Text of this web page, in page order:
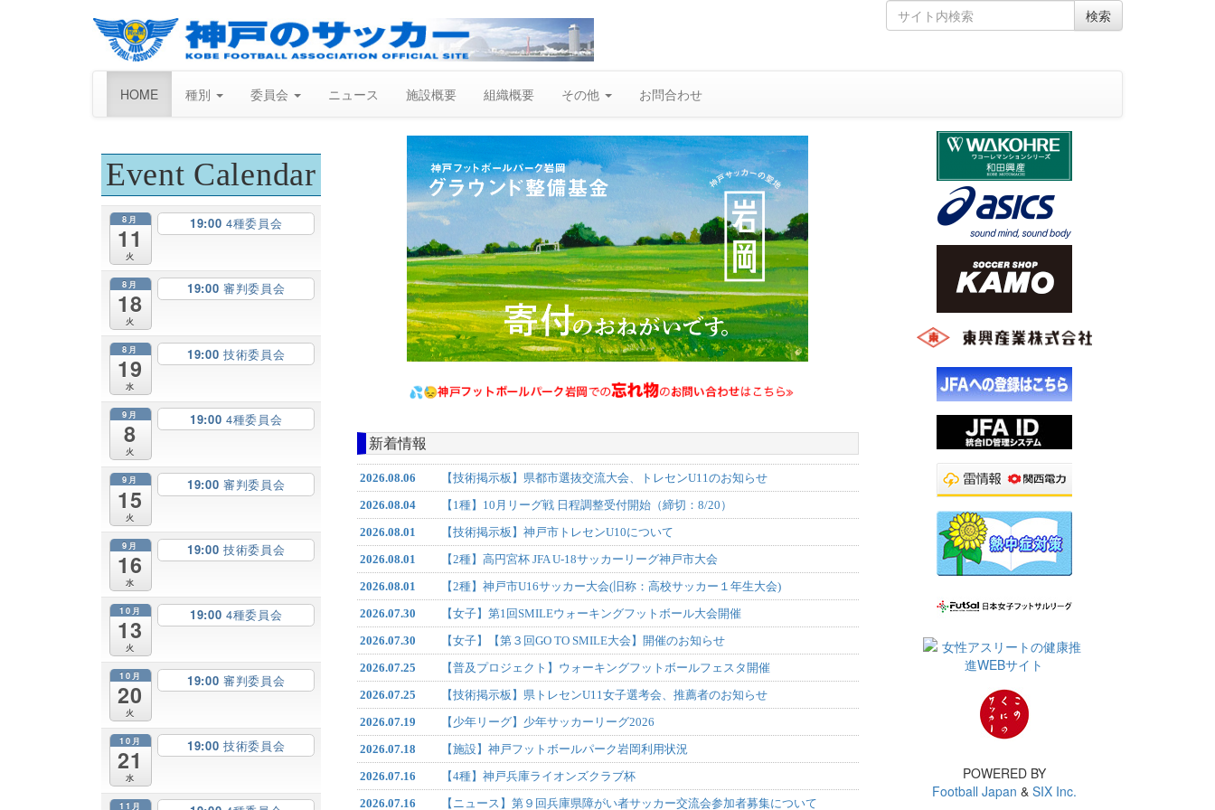
Skip
to
Search
for
検索
HOME 種別 委員会 ニュース 施設概要 組織概要 その他 お問合わせ
新着情報
2026.08.06 【技術掲示板】県都市選抜交流大会、トレセンU11のお知らせ
2026.08.04 【1種】10月リーグ戦 日程調整受付開始（締切：8/20）
2026.08.01 【技術掲示板】神戸市トレセンU10について
2026.08.01 【2種】高円宮杯 JFA U-18サッカーリーグ神戸市大会
2026.08.01 【2種】神戸市U16サッカー大会(旧称：高校サッカー１年生大会)
2026.07.30 【女子】第1回SMILEウォーキングフットボール大会開催
2026.07.30 【女子】【第３回GO TO SMILE大会】開催のお知らせ
2026.07.25 【普及プロジェクト】ウォーキングフットボールフェスタ開催
2026.07.25 【技術掲示板】県トレセンU11女子選考会、推薦者のお知らせ
2026.07.19 【少年リーグ】少年サッカーリーグ2026
2026.07.18 【施設】神戸フットボールパーク岩岡利用状況
2026.07.16 【4種】神戸兵庫ライオンズクラブ杯
2026.07.16 【ニュース】第９回兵庫県障がい者サッカー交流会参加者募集について
Event Calendar
8月
11
火
19:004種委員会
8月
18
火
19:00審判委員会
8月
19
水
19:00技術委員会
9月
8
火
19:004種委員会
9月
15
火
19:00審判委員会
9月
16
水
19:00技術委員会
10月
13
火
19:004種委員会
10月
20
火
19:00審判委員会
10月
21
水
19:00技術委員会
11月
POWERED BY
Football Japan & SIX Inc.